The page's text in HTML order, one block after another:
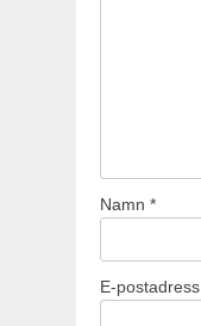
Namn *
E-postadress